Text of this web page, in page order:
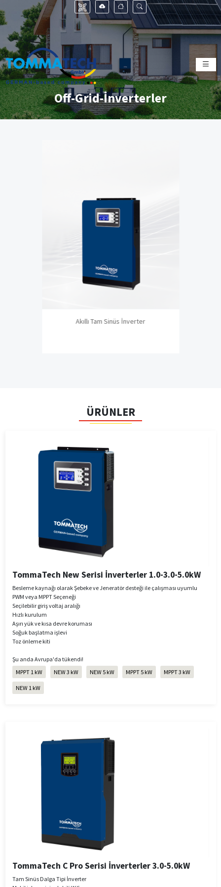
Off-Grid-İnverterler
Akıllı Tam Sinüs İnverter
ÜRÜNLER
TommaTech New Serisi İnverterler 1.0-3.0-5.0kW
Besleme kaynağı olarak Şebeke ve Jeneratör desteği ile çalışması uyumlu
PWM veya MPPT Seçeneği
Seçilebilir giriş voltaj aralığı
Hızlı kurulum
Aşırı yük ve kısa devre koruması
Soğuk başlatma işlevi
Toz önleme kiti
Şu anda Avrupa'da tükendi!
MPPT 1 kW
NEW 3 kW NEW 5 kW MPPT 5 kW MPPT 3 kW
NEW 1 kW
TommaTech C Pro Serisi İnverterler 3.0-5.0kW
Tam Sinüs Dalga Tipi İnverter